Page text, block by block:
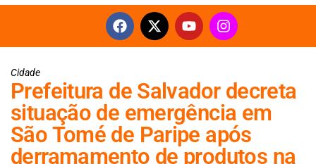
Cidade
Prefeitura de Salvador decreta
situação de emergência em
São Tomé de Paripe após
derramamento de produtos na